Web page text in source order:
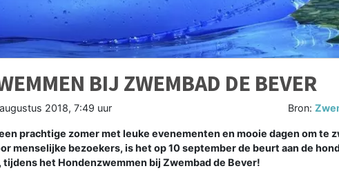
BIJ ZWEMBAD DE BEVER
2018, 7:49 uur Bron:
een prachtige zomer met leuke evenementen en mooie dagen om te
menselijke bezoekers, is het op 10 september de beurt aan de
tijdens het Hondenzwemmen bij Zwembad de Bever!